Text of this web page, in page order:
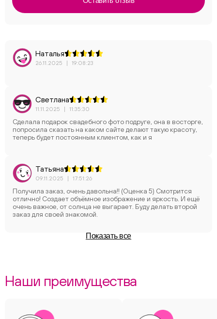
Наталья
26.11.2025 | 19:08:23
Светлана
11.11.2025 | 11:35:30
Сделала подарок свадебного фото подруге, она в восторге,
попросила сказать на каком сайте делают такую красоту,
теперь будет постоянным клиентом, как и я
Татьяна
09.11.2025 | 17:51:26
Получила заказ, очень давольна!! (Оценка 5) Смотрится
отлично! Создает объёмное изображение и яркость. И ещё
очень важное, от солнца не выгарает. Буду делать второй
заказ для своей знакомой.
Показать все
Наши преимущества